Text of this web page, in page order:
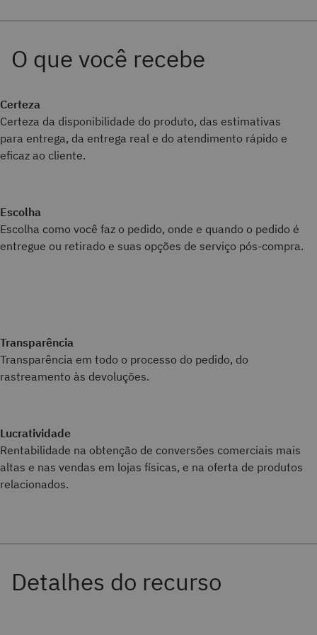
Certeza
Certeza da disponibilidade do produto, das estimativas
para entrega, da entrega real e do atendimento rápido e
eficaz ao cliente.
Escolha
Escolha como você faz o pedido, onde e quando o pedido é
entregue ou retirado e suas opções de serviço pós-compra.
Transparência
Transparência em todo o processo do pedido, do
rastreamento às devoluções.
Lucratividade
Rentabilidade na obtenção de conversões comerciais mais
altas e nas vendas em lojas físicas, e na oferta de produtos
relacionados.